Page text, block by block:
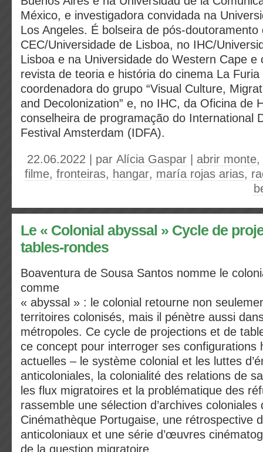
México, e investigadora convidada na
Los Angeles. É bolseira de pós-doutoramento
CEC/Universidade de Lisboa, no IHC/
Lisboa e na Universidade do Western Cape e
revista de teoria e história do cinema La
coordenadora do grupo “Visual Culture,
and Decolonization” e, no IHC, da Oficina de
conselheira de programação do International
Festival Amsterdam (IDFA).
22.06.2022 | par Alícia Gaspar abrir monte,
filme, fronteiras, hangar, maría rojas arias,
Le « Colonial abyssal » Cycle de
tables-rondes
Boaventura de Sousa Santos nomme le
comme
« abyssal » : le colonial retourne non
territoires colonisés, mais il pénètre aussi
métropoles. Ce cycle de projections et de
ce concept pour interroger ses configurations
actuelles – le système colonial et les luttes
anticoloniales, la colonialité des relations de
les flux migratoires et la problématique des
rassemble une sélection d’archives
Cinémathèque Portugaise, une rétrospective
anticoloniaux et une série d’œuvres
de la question migratoire.